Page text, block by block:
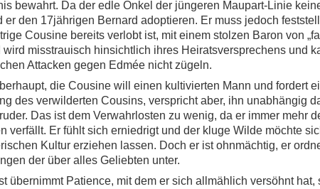
bewahrt. Da der edle Onkel der jüngeren Maupart-Linie
er den 17jährigen Bernard adoptieren. Er muss jedoch
Cousine bereits verlobt ist, mit einem stolzen Baron von
wird misstrauisch hinsichtlich ihres Heiratsversprechens und
Attacken gegen Edmée nicht zügeln.
die Cousine will einen kultivierten Mann und fordert
des verwilderten Cousins, verspricht aber, ihn unabhängig
Das ist dem Verwahrlosten zu wenig, da er immer mehr
verfällt. Er fühlt sich erniedrigt und der kluge Wilde möchte
Kultur erziehen lassen. Doch er ist ohnmächtig, er
der über alles Geliebten unter.
übernimmt Patience, mit dem er sich allmählich versöhnt hat,